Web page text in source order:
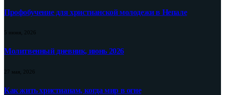
Профобучение для христианской молодежи в Непале
5 июня, 2026
Молитвенный дневник, июнь 2026
27 мая, 2026
Как жить христианам, когда мир в огне